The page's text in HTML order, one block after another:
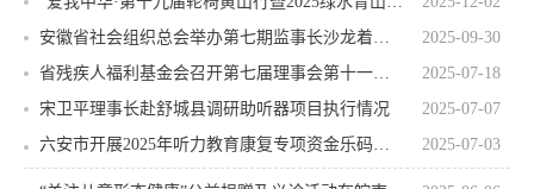
2025-09-30
安徽省社会组织总会举办第七期监事长沙龙着力推动有效监督 赋能治理创新
2025-07-18
省残疾人福利基金会召开第七届理事会第十一次会议
2025-07-07
宋卫平理事长赴舒城县调研助听器项目执行情况
2025-07-03
六安市开展2025年听力教育康复专项资金乐码助听器验配活动